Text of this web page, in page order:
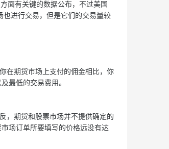
面有关键的数据公布，不过美国
进行交易，但是它们的交易量较
在期货市场上支付的佣金相比，你
最低的交易费用。
，期货和股票市场并不提供确定的
场订单所要填写的价格远没有达